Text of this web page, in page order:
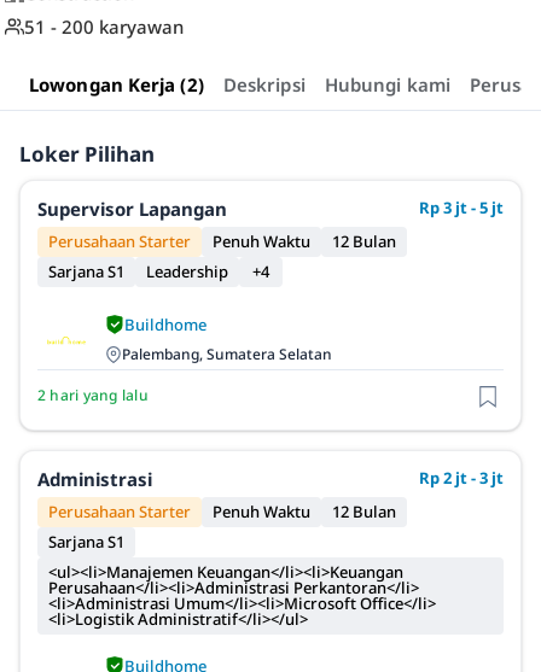
51 - 200 karyawan
Lowongan Kerja (2) Deskripsi Hubungi kami
Loker Pilihan
Supervisor Lapangan
Rp 3 jt - 5 jt
Perusahaan Starter
Penuh Waktu
12 Bulan
Sarjana S1
Leadership +4
Buildhome
Palembang, Sumatera Selatan
2 hari yang lalu
Administrasi
Rp 2 jt - 3 jt
Perusahaan Starter
Penuh Waktu
12 Bulan
Sarjana S1
<ul><li>Manajemen Keuangan</li><li>Keuangan
Perusahaan</li><li>Administrasi Perkantoran</li>
<li>Administrasi Umum</li><li>Microsoft Office</li>
<li>Logistik Administratif</li></ul>
Buildhome